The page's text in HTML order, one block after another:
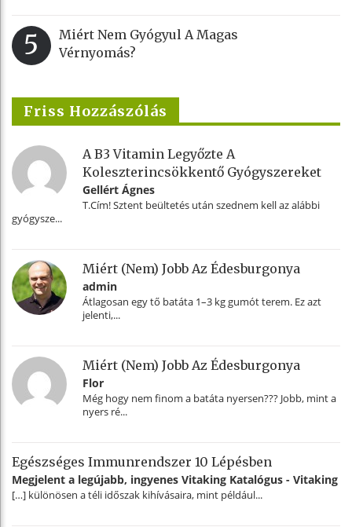
5
Miért Nem Gyógyul A Magas
Vérnyomás?
Friss Hozzászólás
A B3 Vitamin Legyőzte A
Koleszterincsökkentő Gyógyszereket
Gellért Ágnes
T.Cím! Sztent beültetés után szednem kell az alábbi
gyógysze...
Miért (nem) Jobb Az Édesburgonya
admin
Átlagosan egy tő batáta 1–3 kg gumót terem. Ez azt
jelenti,...
Miért (nem) Jobb Az Édesburgonya
Flor
Még hogy nem finom a batáta nyersen??? Jobb, mint a
nyers ré...
Egészséges Immunrendszer 10 Lépésben
Megjelent a legújabb, ingyenes Vitaking Katalógus - Vitaking
[…] különösen a téli időszak kihívásaira, mint például...